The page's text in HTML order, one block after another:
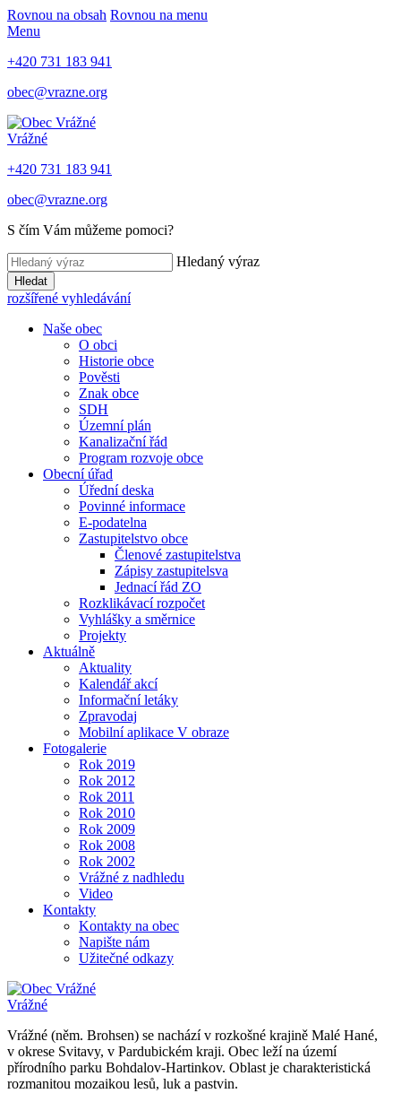
Rovnou na obsah Rovnou na menu
Menu
+420 731 183 941
obec@vrazne.org
Vrážné
+420 731 183 941
obec@vrazne.org
S čím Vám můžeme pomoci?
Hledaný výraz
Hledat
rozšířené vyhledávání
Naše obec
O obci
Historie obce
Pověsti
Znak obce
SDH
Územní plán
Kanalizační řád
Program rozvoje obce
Obecní úřad
Úřední deska
Povinné informace
E-podatelna
Zastupitelstvo obce
Členové zastupitelstva
Zápisy zastupitelsva
Jednací řád ZO
Rozklikávací rozpočet
Vyhlášky a směrnice
Projekty
Aktuálně
Aktuality
Kalendář akcí
Informační letáky
Zpravodaj
Mobilní aplikace V obraze
Fotogalerie
Rok 2019
Rok 2012
Rok 2011
Rok 2010
Rok 2009
Rok 2008
Rok 2002
Vrážné z nadhledu
Video
Kontakty
Kontakty na obec
Napište nám
Užitečné odkazy
Vrážné
Vrážné (něm. Brohsen) se nachází v rozkošné krajině Malé Hané,
v okrese Svitavy, v Pardubickém kraji. Obec leží na území
přírodního parku Bohdalov-Hartinkov. Oblast je charakteristická
rozmanitou mozaikou lesů, luk a pastvin.